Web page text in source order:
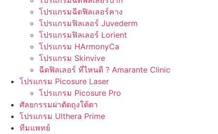
โปรแกรมฉีดฟิลเลอร์คาง
โปรแกรมฟิลเลอร์ Juvederm
โปรแกรมฟิลเลอร์ Lorient
โปรแกรม HArmonyCa
โปรแกรม Skinvive
ฉีดฟิลเลอร์ ที่ไหนดี ? Amarante Clinic
โปรแกรม Picosure Laser
โปรแกรม Picosure Pro
ศัลยกรรมผ่าตัดถุงใต้ตา
โปรแกรม Ulthera Prime
ทีมแพทย์